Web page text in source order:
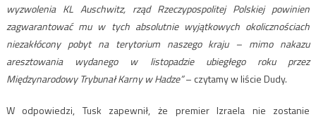
wyzwolenia KL Auschwitz, rząd Rzeczypospolitej Polskiej powinien
zagwarantować mu w tych absolutnie wyjątkowych okolicznościach
niezakłócony pobyt na terytorium naszego kraju – mimo nakazu
aresztowania wydanego w listopadzie ubiegłego roku przez
Międzynarodowy Trybunał Karny w Hadze”– czytamy w liście Dudy.
W odpowiedzi, Tusk zapewnił, że premier Izraela nie zostanie